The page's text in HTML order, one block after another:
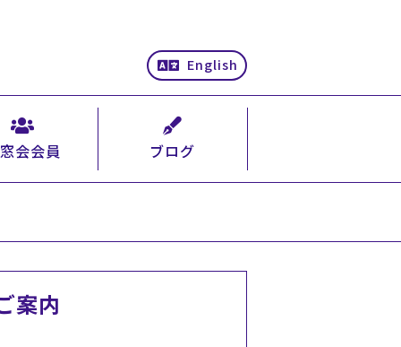
English
会会員 ブログ
案内